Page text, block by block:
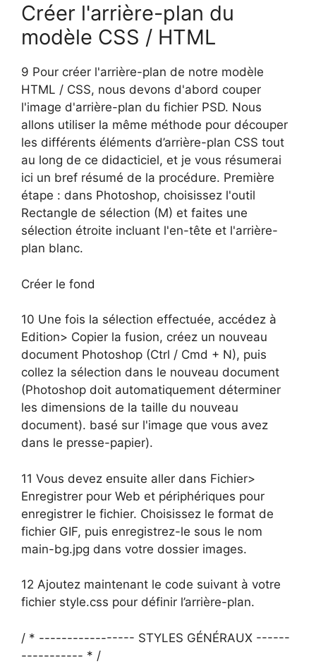
Créer l'arrière-plan du
modèle CSS / HTML
9 Pour créer l'arrière-plan de notre modèle
HTML / CSS, nous devons d'abord couper
l'image d'arrière-plan du fichier PSD. Nous
allons utiliser la même méthode pour découper
les différents éléments d’arrière-plan CSS tout
au long de ce didacticiel, et je vous résumerai
ici un bref résumé de la procédure. Première
étape : dans Photoshop, choisissez l'outil
Rectangle de sélection (M) et faites une
sélection étroite incluant l'en-tête et l'arrière-
plan blanc.
Créer le fond
10 Une fois la sélection effectuée, accédez à
Edition> Copier la fusion, créez un nouveau
document Photoshop (Ctrl / Cmd + N), puis
collez la sélection dans le nouveau document
(Photoshop doit automatiquement déterminer
les dimensions de la taille du nouveau
document). basé sur l'image que vous avez
dans le presse-papier).
11 Vous devez ensuite aller dans Fichier>
Enregistrer pour Web et périphériques pour
enregistrer le fichier. Choisissez le format de
fichier GIF, puis enregistrez-le sous le nom
main-bg.jpg dans votre dossier images.
12 Ajoutez maintenant le code suivant à votre
fichier style.css pour définir l’arrière-plan.
/ * ----------------- STYLES GÉNÉRAUX ------
----------- * /